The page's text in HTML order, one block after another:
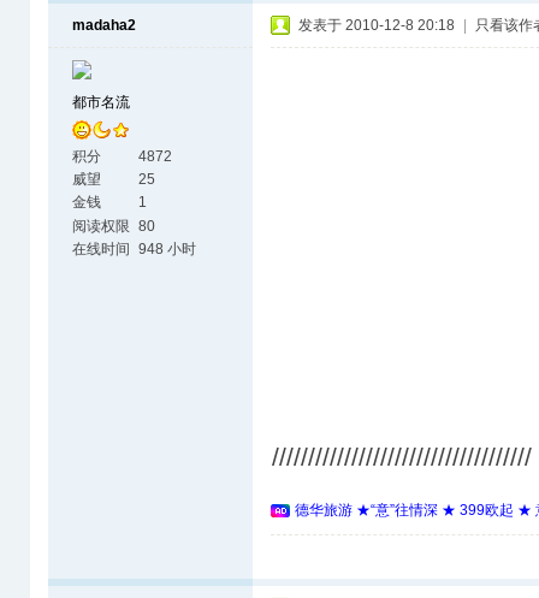
madaha2
都市名流
积分
4872
威望
25
金钱
1
阅读权限 80
在线时间 948 小时
发表于 2010-12-8 20:18 只看该作
////////////////////////////////////
德华旅游 ★“意”往情深 ★ 399欧起 ★